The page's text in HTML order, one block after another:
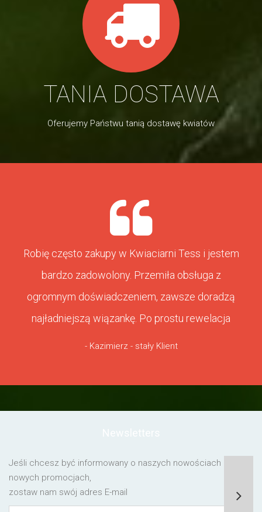
TANIA DOSTAWA
Oferujemy Państwu tanią dostawę kwiatów
Robię często zakupy w Kwiaciarni Tess i jestem
bardzo zadowolony. Przemiła obsługa z
ogromnym doświadczeniem, zawsze doradzą
najładniejszą wiązankę. Po prostu rewelacja
- Kazimierz - stały Klient
Jeśli chcesz być informowany o naszych nowościach lub o
nowych promocjach,
zostaw nam swój adres E-mail